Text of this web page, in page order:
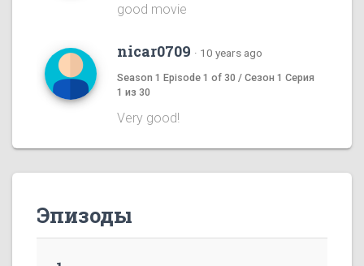
good movie
nicar0709 · 10 years ago
Season 1 Episode 1 of 30 / Сезон 1 Серия
1 из 30
Very good!
Эпизоды